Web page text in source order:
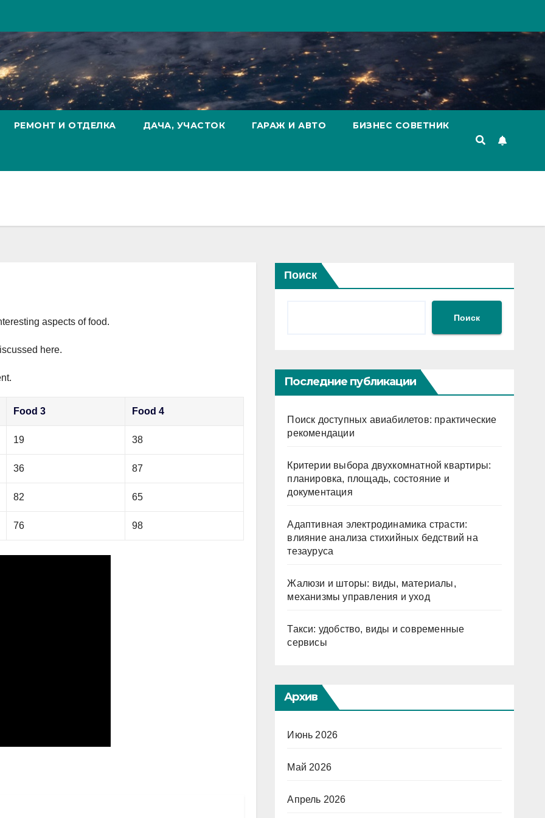
РЕМОНТ И ОТДЕЛКА ДАЧА, УЧАСТОК ГАРАЖ И АВТО БИЗНЕС СОВЕТНИК
aspects of food.
here.
Food 3 Food 4
19 38
36 87
82 65
76 98
Поиск
Поиск
Последние публикации
Поиск доступных авиабилетов: практические
рекомендации
Критерии выбора двухкомнатной квартиры:
планировка, площадь, состояние и
документация
Адаптивная электродинамика страсти:
влияние анализа стихийных бедствий на
тезауруса
Жалюзи и шторы: виды, материалы,
механизмы управления и уход
Такси: удобство, виды и современные
сервисы
Архив
Июнь 2026
Май 2026
Апрель 2026